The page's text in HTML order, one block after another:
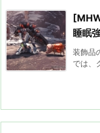
睡眠
装飾品
では、